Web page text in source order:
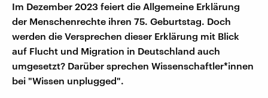
Im Dezember 2023 feiert die Allgemeine Erklärung
der Menschenrechte ihren 75. Geburtstag. Doch
werden die Versprechen dieser Erklärung mit Blick
auf Flucht und Migration in Deutschland auch
umgesetzt? Darüber sprechen Wissenschaftler*innen
bei "Wissen unplugged".